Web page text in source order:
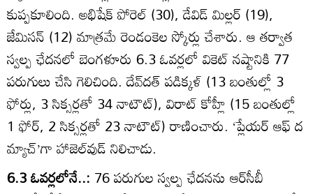
కుప్పకూలింది. అభిషేక్‌ పోరెల్‌ (30), డేవిడ్‌ మిల్లర్‌ (19),
జేమిసన్‌ (12) మాత్రమే రెండంకెల స్కోర్లు చేశారు. ఆ తర్వాత
స్వల్ప ఛేదనలో బెంగళూరు 6.3 ఓవర్లలో వికెట్‌ నష్టానికి 77
పరుగులు చేసి గెలిచింది. దేవ్‌దత్‌ పడిక్కళ్‌ (13 బంతుల్లో 3
ఫోర్లు, 3 సిక్సర్లతో 34 నాటౌట్‌), విరాట్‌ కోహ్లీ (15 బంతుల్లో
1 ఫోర్‌, 2 సిక్సర్లతో 23 నాటౌట్‌) రాణించారు. ‘ప్లేయర్‌ ఆఫ్‌ ద
మ్యాచ్‌’గా హాజెల్‌వుడ్‌ నిలిచాడు.
6.3 ఓవర్లలోనే..: 76 పరుగుల స్వల్ప ఛేదనను ఆర్‌సీబీ